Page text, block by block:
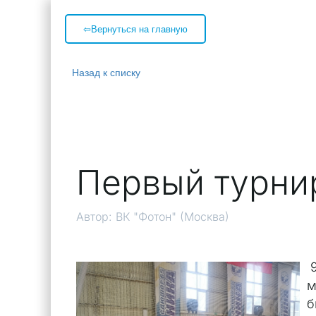
⇦Вернуться на главную
Назад к списку
Первый
Автор: ВК "Фотон" (Москва)